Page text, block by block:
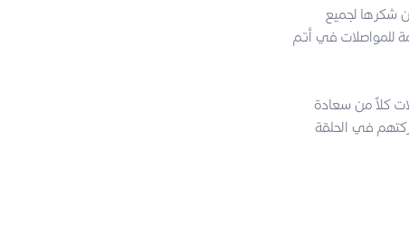
شكرها لجميع
للمواصلات في أتم
كلاً من سعادة
في الحلقة